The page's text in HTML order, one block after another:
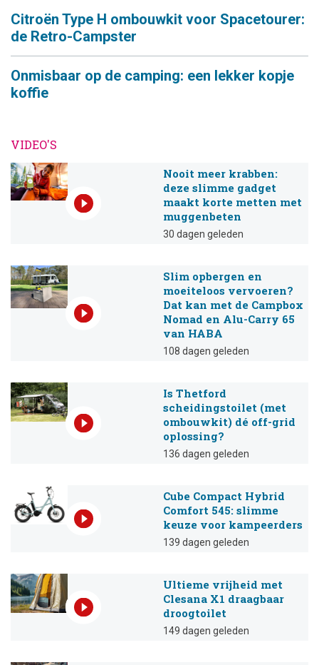
Citroën Type H ombouwkit voor Spacetourer:
de Retro-Campster
Onmisbaar op de camping: een lekker kopje
koffie
VIDEO'S
Nooit meer krabben:
deze slimme gadget
maakt korte metten met
muggenbeten
30 dagen geleden
Slim opbergen en
moeiteloos vervoeren?
Dat kan met de Campbox
Nomad en Alu-Carry 65
van HABA
108 dagen geleden
Is Thetford
scheidingstoilet (met
ombouwkit) dé off-grid
oplossing?
136 dagen geleden
Cube Compact Hybrid
Comfort 545: slimme
keuze voor kampeerders
139 dagen geleden
Ultieme vrijheid met
Clesana X1 draagbaar
droogtoilet
149 dagen geleden